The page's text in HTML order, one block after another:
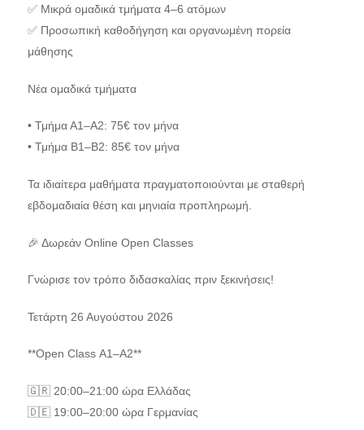
✅ Μικρά ομαδικά τμήματα 4–6 ατόμων
✅ Προσωπική καθοδήγηση και οργανωμένη πορεία
μάθησης
Νέα ομαδικά τμήματα
• Τμήμα Α1–Α2: 75€ τον μήνα
• Τμήμα Β1–Β2: 85€ τον μήνα
Τα ιδιαίτερα μαθήματα πραγματοποιούνται με σταθερή
εβδομαδιαία θέση και μηνιαία προπληρωμή.
🎉 Δωρεάν Online Open Classes
Γνώρισε τον τρόπο διδασκαλίας πριν ξεκινήσεις!
Τετάρτη 26 Αυγούστου 2026
**Open Class Α1–Α2**
🇬🇷 20:00–21:00 ώρα Ελλάδας
🇩🇪 19:00–20:00 ώρα Γερμανίας